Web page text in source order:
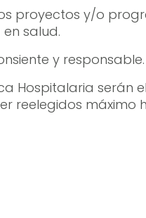
proyectos y/o
salud.
y responsable.
Hospitalaria serán
reelegidos máximo